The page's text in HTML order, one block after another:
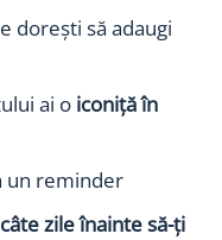
dorești să adaugi
ai o iconiță în
un reminder
zile înainte să-ți